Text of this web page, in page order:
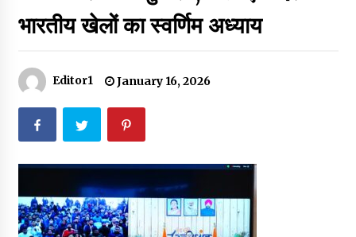
Thought Of The Day 18 May
May 17, 2022
Thought Of The Day 16 May
May 16, 2022
भारतीय खेलों का स्वर्णिम अध्याय
Editor1 January 16, 2026